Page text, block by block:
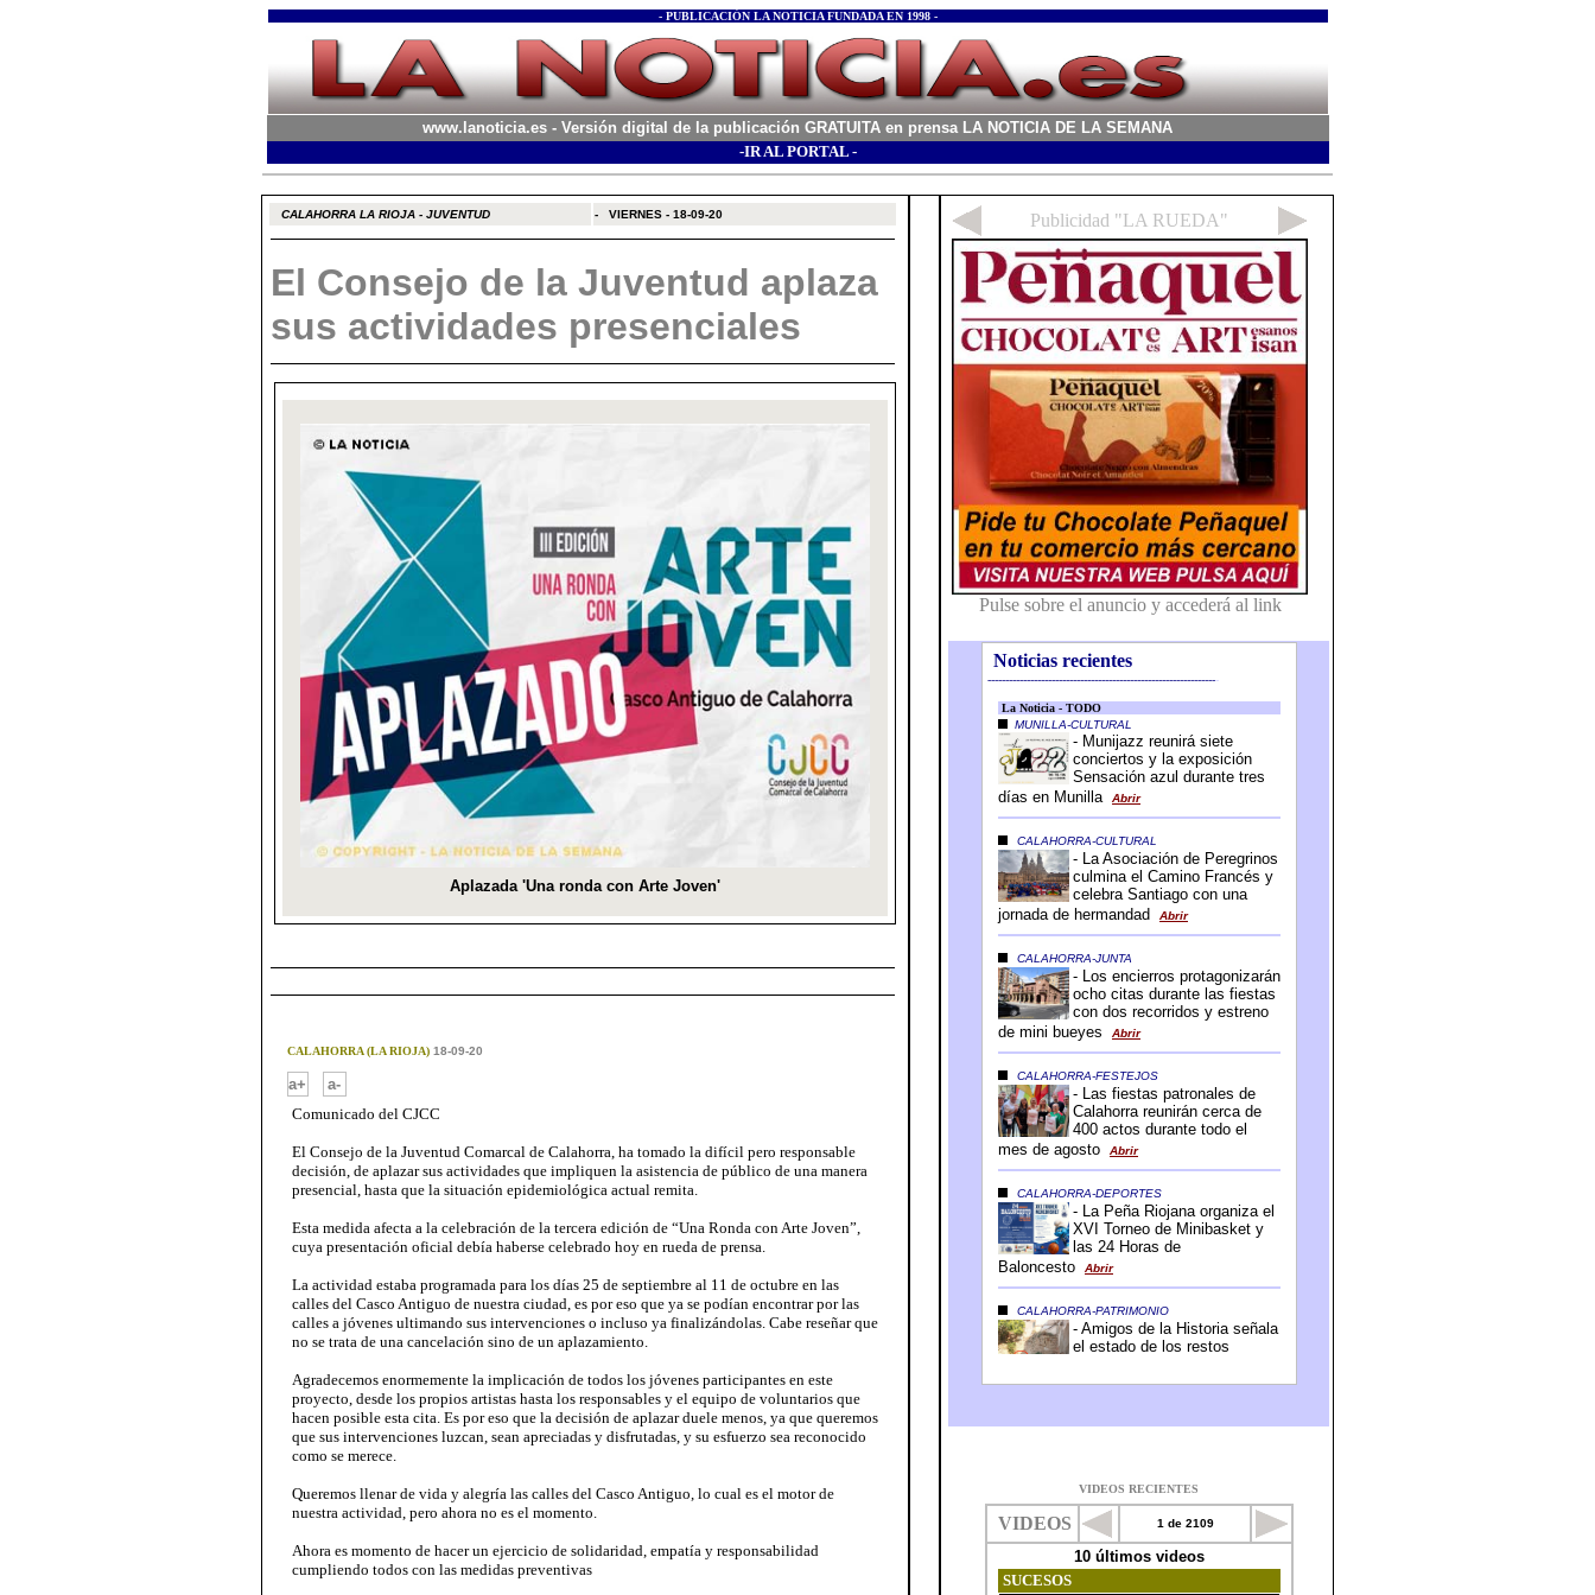
- PUBLICACIÓN LA NOTICIA FUNDADA EN 1998 -
www.lanoticia.es - Versión digital de la publicación GRATUITA en prensa LA NOTICIA DE LA SEMANA
-IR AL PORTAL -
CALAHORRA LA RIOJA - JUVENTUD - VIERNES - 18-09-20
El Consejo de la Juventud aplaza
sus actividades presenciales
CALAHORRA (LA RIOJA)18-09-20
a+
a-
Comunicado del CJCC
El Consejo de la Juventud Comarcal de Calahorra, ha tomado la difícil pero responsable
decisión, de aplazar sus actividades que impliquen la asistencia de público de una manera
presencial, hasta que la situación epidemiológica actual remita.
Esta medida afecta a la celebración de la tercera edición de “Una Ronda con Arte Joven”,
cuya presentación oficial debía haberse celebrado hoy en rueda de prensa.
La actividad estaba programada para los días 25 de septiembre al 11 de octubre en las
calles del Casco Antiguo de nuestra ciudad, es por eso que ya se podían encontrar por las
calles a jóvenes ultimando sus intervenciones o incluso ya finalizándolas. Cabe reseñar que
no se trata de una cancelación sino de un aplazamiento.
Agradecemos enormemente la implicación de todos los jóvenes participantes en este
proyecto, desde los propios artistas hasta los responsables y el equipo de voluntarios que
hacen posible esta cita. Es por eso que la decisión de aplazar duele menos, ya que queremos
que sus intervenciones luzcan, sean apreciadas y disfrutadas, y su esfuerzo sea reconocido
como se merece.
Queremos llenar de vida y alegría las calles del Casco Antiguo, lo cual es el motor de
nuestra actividad, pero ahora no es el momento.
Ahora es momento de hacer un ejercicio de solidaridad, empatía y responsabilidad
cumpliendo todos con las medidas preventivas
Noticias recientes
-----------------------------------------------------------------
VIDEOS RECIENTES